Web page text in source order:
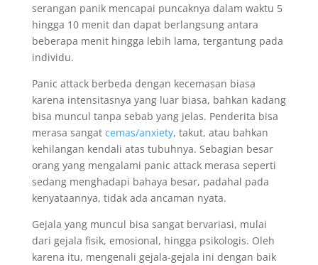
serangan panik mencapai puncaknya dalam waktu 5
hingga 10 menit dan dapat berlangsung antara
beberapa menit hingga lebih lama, tergantung pada
individu.
Panic attack berbeda dengan kecemasan biasa
karena intensitasnya yang luar biasa, bahkan kadang
bisa muncul tanpa sebab yang jelas. Penderita bisa
merasa sangat cemas/anxiety, takut, atau bahkan
kehilangan kendali atas tubuhnya. Sebagian besar
orang yang mengalami panic attack merasa seperti
sedang menghadapi bahaya besar, padahal pada
kenyataannya, tidak ada ancaman nyata.
Gejala yang muncul bisa sangat bervariasi, mulai
dari gejala fisik, emosional, hingga psikologis. Oleh
karena itu, mengenali gejala-gejala ini dengan baik